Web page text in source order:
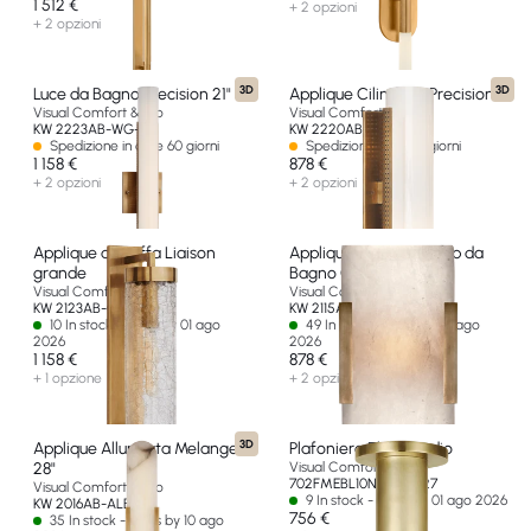
1 512 €
+ 2 opzioni
+ 2 opzioni
3D
Luce da Bagno Precision 21"
Visual Comfort & Co
KW 2223AB-WG-EU
Spedizione in oltre 60 giorni
1 158 €
+ 2 opzioni
3D
Applique Cilindrica Precision
Visual Comfort & Co
KW 2220AB-WG-EU
Spedizione in 14-30 giorni
878 €
+ 2 opzioni
Applique a Staffa Liaison
grande
Visual Comfort & Co
KW 2123AB-CRG-EU
10 In stock - Ships by 01 ago
2026
1 158 €
+ 1 opzione
Applique Larga con Clip da
Bagno Covet
Visual Comfort & Co
KW 2115AB-ALB-EU
49 In stock - Ships by 01 ago
2026
878 €
+ 2 opzioni
3D
Applique Allungata Melange
28"
Visual Comfort & Co
KW 2016AB-ALB-EU
35 In stock - Ships by 10 ago
Plafoniera Ebell medio
Visual Comfort & Co
702FMEBL10NB-LED927
9 In stock - Ships by 01 ago 2026
756 €